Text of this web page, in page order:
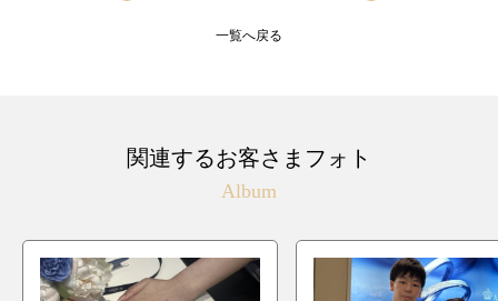
一覧へ戻る
関連するお客さまフォト
Album